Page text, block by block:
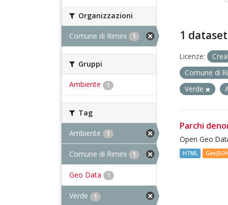
Organizzazioni
Comune di Rimini 1
Gruppi
Ambiente 1
Tag
Ambiente 1
Comune di Rimini 1
Geo Data 1
Verde 1
1
Licenze:
Comune di
Verde
Parchi
Open Geo
HTML